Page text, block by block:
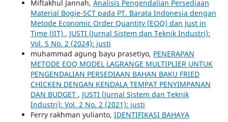
Miftakhul Jannah, Analisis Pengendalian Persediaan
Material Bogie-SCT pada PT. Barata Indonesia dengan
Metode Economic Order Quantity (EOQ) dan Just in
Time (JIT) , JUSTI (Jurnal Sistem dan Teknik Industri):
Vol. 5 No. 2 (2024): justi
muhammad agung bayu prasetiyo, PENERAPAN
METODE EOQ MODEL LAGRANGE MULTIPLIER UNTUK
PENGENDALIAN PERSEDIAAN BAHAN BAKU FRIED
CHICKEN DENGAN KENDALA TEMPAT PENYIMPANAN
DAN BUDGET , JUSTI (Jurnal Sistem dan Teknik
Industri): Vol. 2 No. 2 (2021): justi
Ferry rakhman yulianto, IDENTIFIKASI BAHAYA